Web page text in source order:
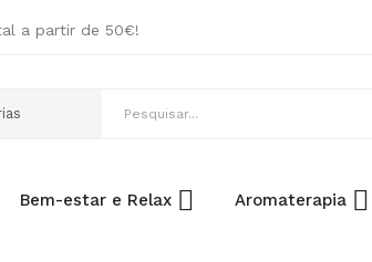
a partir de 50€!
Bem-estar e Relax Aromaterapia